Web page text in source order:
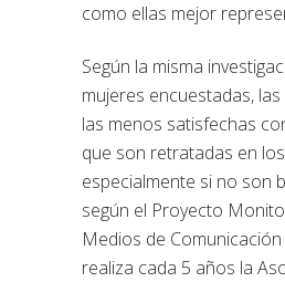
como ellas mejor
Según la misma
mujeres encuestadas,
las menos satisfechas
que son retratadas en
especialmente si no son
según el Proyecto
Medios de
realiza cada 5 años la